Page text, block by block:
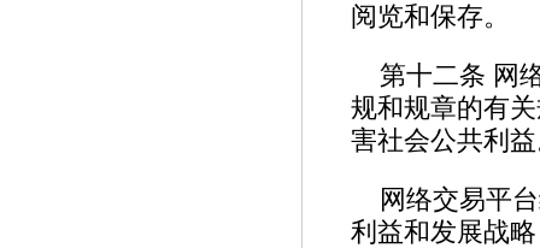
阅览和保存。
第十二条 网
规和规章的有
害社会公共利
网络交易平
利益和发展战